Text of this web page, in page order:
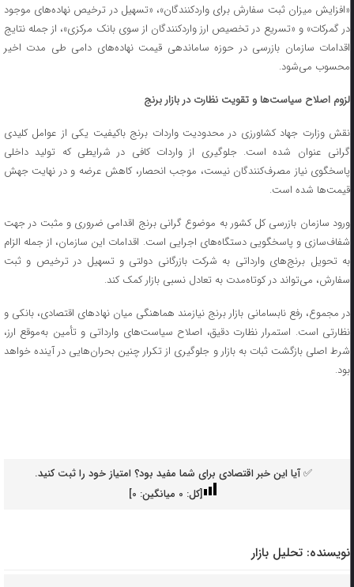
«افزایش میزان ثبت سفارش برای واردکنندگان»، «تسهیل در ترخیص نهاده‌های موجود
در گمرکات» و «تسریع در تخصیص ارز واردکنندگان از سوی بانک مرکزی»، از جمله نتایج
اقدامات سازمان بازرسی در حوزه ساماندهی قیمت نهاده‌های دامی طی مدت اخیر
محسوب می‌شود.
لزوم اصلاح سیاست‌ها و تقویت نظارت در بازار برنج
نقش وزارت جهاد کشاورزی در محدودیت واردات برنج باکیفیت یکی از عوامل کلیدی
گرانی عنوان شده است. جلوگیری از واردات کافی در شرایطی که تولید داخلی
پاسخگوی نیاز مصرف‌کنندگان نیست، موجب انحصار، کاهش عرضه و در نهایت جهش
قیمت‌ها شده است.
ورود سازمان بازرسی کل کشور به موضوع گرانی برنج اقدامی ضروری و مثبت در جهت
شفاف‌سازی و پاسخگویی دستگاه‌های اجرایی است. اقدامات این سازمان، از جمله الزام
به تحویل برنج‌های وارداتی به شرکت بازرگانی دولتی و تسهیل در ترخیص و ثبت
سفارش، می‌تواند در کوتاه‌مدت به تعادل نسبی بازار کمک کند.
در مجموع، رفع نابسامانی بازار برنج نیازمند هماهنگی میان نهادهای اقتصادی، بانکی و
نظارتی است. استمرار نظارت دقیق، اصلاح سیاست‌های وارداتی و تأمین به‌موقع ارز،
شرط اصلی بازگشت ثبات به بازار و جلوگیری از تکرار چنین بحران‌هایی در آینده خواهد
بود.
✅ آیا این خبر اقتصادی برای شما مفید بود؟ امتیاز خود را ثبت کنید.
[کل: 0میانگین: 0
]
نویسنده: تحلیل بازار